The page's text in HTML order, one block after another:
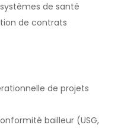
de santé
de contrats
de projets
bailleur (USG,